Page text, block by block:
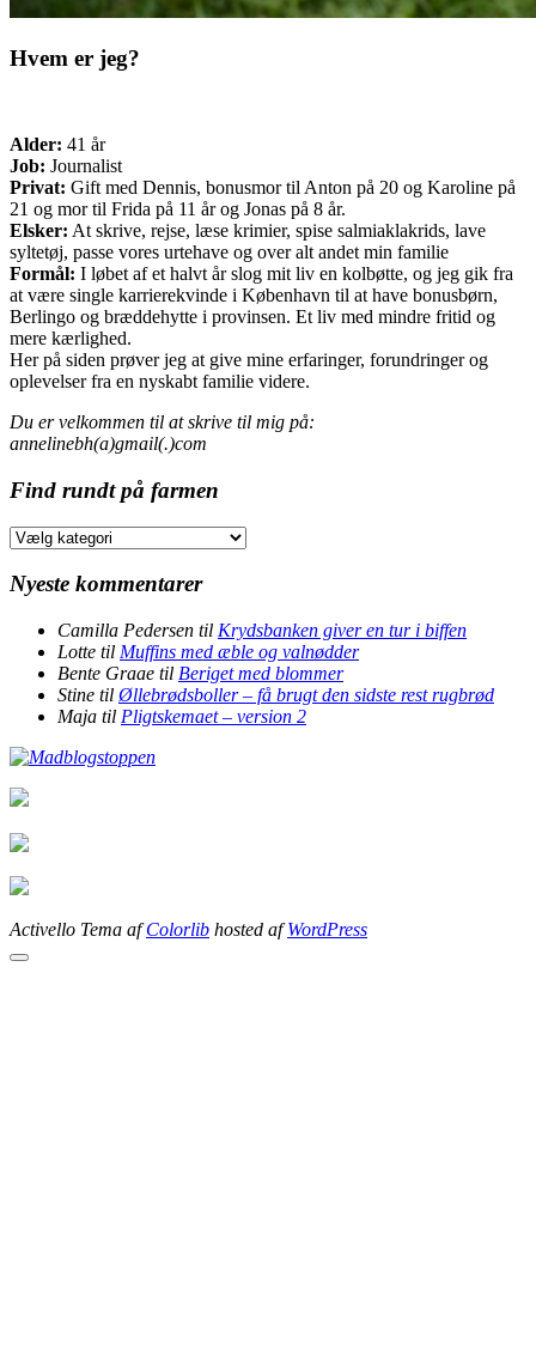
Hvem er jeg?
Alder: 41 år
Job: Journalist
Privat: Gift med Dennis, bonusmor til Anton på 20 og Karoline på
21 og mor til Frida på 11 år og Jonas på 8 år.
Elsker: At skrive, rejse, læse krimier, spise salmiaklakrids, lave
syltetøj, passe vores urtehave og over alt andet min familie
Formål: I løbet af et halvt år slog mit liv en kolbøtte, og jeg gik fra
at være single karrierekvinde i København til at have bonusbørn,
Berlingo og bræddehytte i provinsen. Et liv med mindre fritid og
mere kærlighed.
Her på siden prøver jeg at give mine erfaringer, forundringer og
oplevelser fra en nyskabt familie videre.
Du er velkommen til at skrive til mig på:
annelinebh(a)gmail(.)com
Find rundt på farmen
Find
på
farmen
Nyeste kommentarer
Camilla Pedersen til Krydsbanken giver en tur i biffen
Lotte til Muffins med æble og valnødder
Bente Graae til Beriget med blommer
Stine til Øllebrødsboller – få brugt den sidste rest rugbrød
Maja til Pligtskemaet – version 2
Activello Tema afColorlib hosted afWordPress